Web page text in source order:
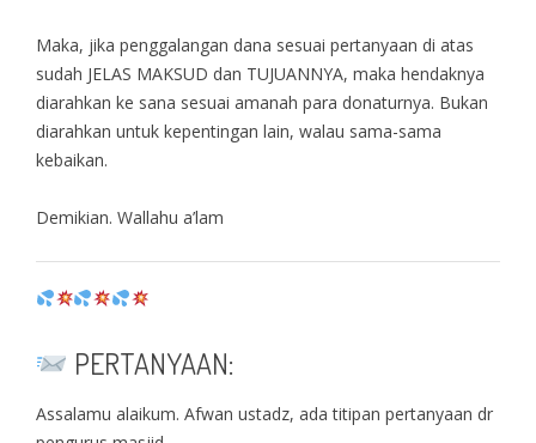
Maka, jika penggalangan dana sesuai pertanyaan di atas
sudah JELAS MAKSUD dan TUJUANNYA, maka hendaknya
diarahkan ke sana sesuai amanah para donaturnya. Bukan
diarahkan untuk kepentingan lain, walau sama-sama
kebaikan.
Demikian. Wallahu a’lam
PERTANYAAN:
Assalamu alaikum. Afwan ustadz, ada titipan pertanyaan dr